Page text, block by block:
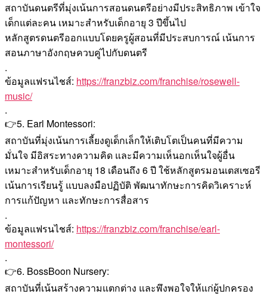
สถาบันดนตรีที่มุ่งเน้นการสอนดนตรีอย่างมีประสิทธิภาพ เข้าใจ
เด็กแต่ละคน เหมาะสำหรับเด็กอายุ 3 ปีขึ้นไป
หลักสูตรดนตรีออกแบบโดยครูผู้สอนที่มีประสบการณ์ เน้นการ
สอนภาษาอังกฤษควบคู่ไปกับดนตรี
.
ข้อมูลแฟรนไชส์: https://franzbiz.com/franchise/rosewell-
music/
.
👉5. Earl Montessori:
สถาบันที่มุ่งเน้นการเลี้ยงดูเด็กเล็กให้เติบโตเป็นคนที่มีความ
มั่นใจ มีอิสระทางความคิด และมีความเห็นอกเห็นใจผู้อื่น
เหมาะสำหรับเด็กอายุ 18 เดือนถึง 6 ปี ใช้หลักสูตรมอนเตสเซอรี
เน้นการเรียนรู้ แบบลงมือปฏิบัติ พัฒนาทักษะการคิดวิเคราะห์
การแก้ปัญหา และทักษะการสื่อสาร
.
ข้อมูลแฟรนไชส์: https://franzbiz.com/franchise/earl-
montessori/
.
👉6. BossBoon Nursery:
สถาบันที่เน้นสร้างความแตกต่าง และพึงพอใจให้แก่ผู้ปกครอง